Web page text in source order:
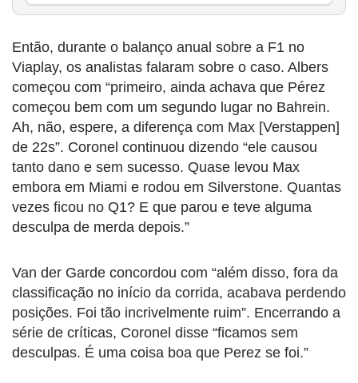
Então, durante o balanço anual sobre a F1 no
Viaplay, os analistas falaram sobre o caso. Albers
começou com “primeiro, ainda achava que Pérez
começou bem com um segundo lugar no Bahrein.
Ah, não, espere, a diferença com Max [Verstappen]
de 22s”. Coronel continuou dizendo “ele causou
tanto dano e sem sucesso. Quase levou Max
embora em Miami e rodou em Silverstone. Quantas
vezes ficou no Q1? E que parou e teve alguma
desculpa de merda depois.”
Van der Garde concordou com “além disso, fora da
classificação no início da corrida, acabava perdendo
posições. Foi tão incrivelmente ruim”. Encerrando a
série de críticas, Coronel disse “ficamos sem
desculpas. É uma coisa boa que Perez se foi.”